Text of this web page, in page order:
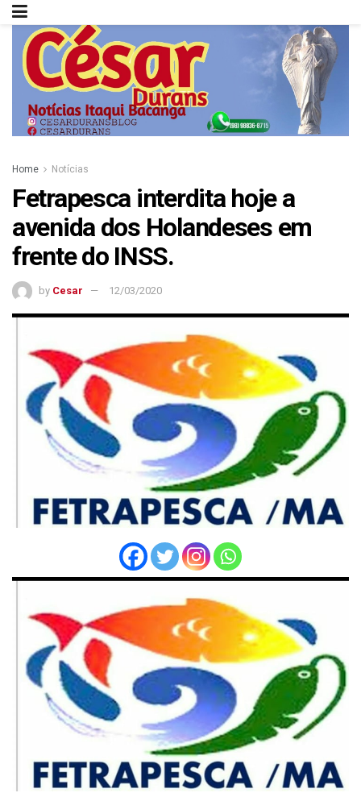
Home Notícias
Fetrapesca interdita hoje a
avenida dos Holandeses em
frente do INSS.
by Cesar 12/03/2020